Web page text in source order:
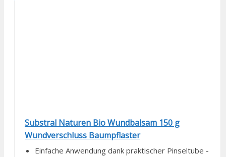
Substral Naturen Bio Wundbalsam 150 g
Wundverschluss Baumpflaster
Einfache Anwendung dank praktischer Pinseltube -